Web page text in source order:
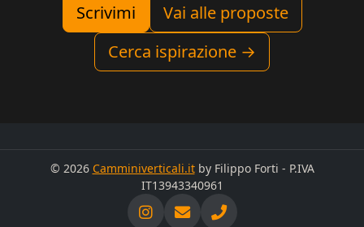
Scrivimi
Vai alle proposte
Cerca ispirazione →
© 2026 Camminiverticali.itby Filippo Forti - P.IVA
IT13943340961